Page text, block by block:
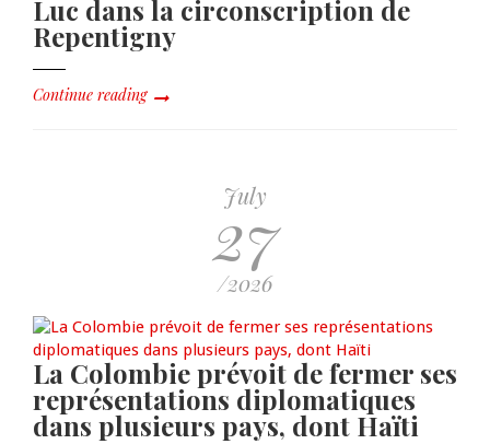
Luc dans la circonscription de
Repentigny
Continue reading
July
27
/2026
La Colombie prévoit de fermer ses
représentations diplomatiques
dans plusieurs pays, dont Haïti